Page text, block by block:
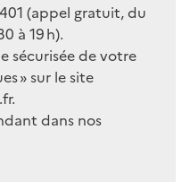
(appel gratuit, du
à 19 h).
sécurisée de votre
» sur le site
dans nos